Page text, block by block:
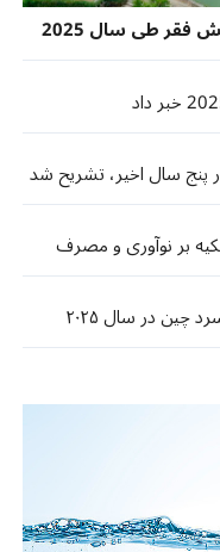
طی سال 2025
پنج سال اخیر، تشریح شد
بر نوآوری و مصرف
چین در سال ۲۰۲۵